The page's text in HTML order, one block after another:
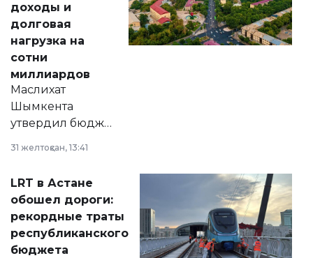
доходы и
долговая
нагрузка на
сотни
миллиардов
Маслихат
Шымкента
утвердил бюджет
2028 годы.
документ
появился в базе
нормативных
правовых актов и
31 желтоқсан, 13:41
LRT в Астане
обошел дороги:
рекордные траты
республиканского
бюджета